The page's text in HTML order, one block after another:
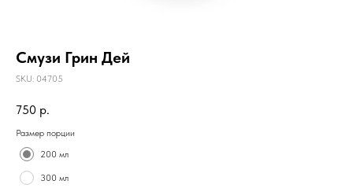
Смузи Грин Дей
SKU: 04705
750 р.
Размер порции
200 мл
300 мл